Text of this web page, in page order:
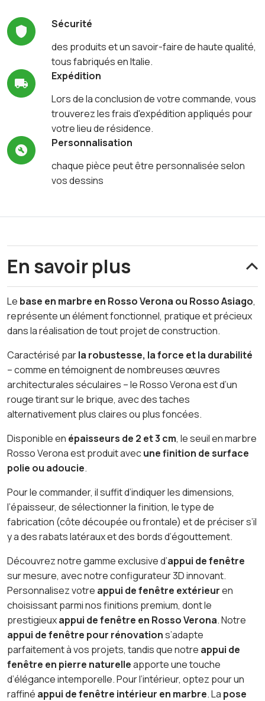
Sécurité
des produits et un savoir-faire de haute qualité,
tous fabriqués en Italie.
Expédition
Lors de la conclusion de votre commande, vous
trouverez les frais d'expédition appliqués pour
votre lieu de résidence.
Personnalisation
chaque pièce peut être personnalisée selon
vos dessins
En savoir plus
Le base en marbre en Rosso Verona ou Rosso Asiago,
représente un élément fonctionnel, pratique et précieux
dans la réalisation de tout projet de construction.
Caractérisé parla robustesse, la force et la durabilité
– comme en témoignent de nombreuses œuvres
architecturales séculaires – le Rosso Verona est d’un
rouge tirant sur le brique, avec des taches
alternativement plus claires ou plus foncées.
Disponible en épaisseurs de 2 et 3 cm, le seuil en marbre
Rosso Verona est produit avecune finition de surface
polie ou adoucie.
Pour le commander, il suffit d’indiquer les dimensions,
l’épaisseur, de sélectionner la finition, le type de
fabrication (côte découpée ou frontale) et de préciser s’il
y a des rabats latéraux et des bords d’égouttement.
Découvrez notre gamme exclusive d’appui de fenêtre
sur mesure, avec notre configurateur 3D innovant.
Personnalisez votre appui de fenêtre extérieuren
choisissant parmi nos finitions premium, dont le
prestigieuxappui de fenêtre en Rosso Verona. Notre
appui de fenêtre pour rénovations’adapte
parfaitement à vos projets, tandis que notre appui de
fenêtre en pierre naturelleapporte une touche
d’élégance intemporelle. Pour l’intérieur, optez pour un
raffiné appui de fenêtre intérieur en marbre. La pose